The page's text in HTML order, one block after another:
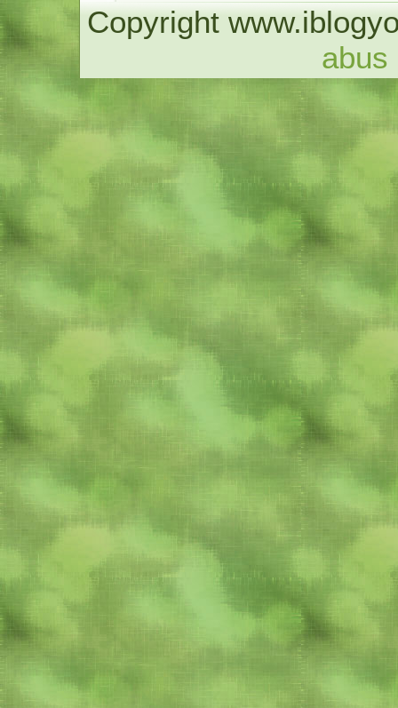
Copyright
abus